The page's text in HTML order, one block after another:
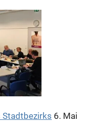
Stadtbezirks 6. Mai